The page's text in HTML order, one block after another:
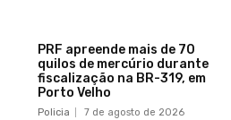
PRF apreende mais de 70
quilos de mercúrio durante
fiscalização na BR-319, em
Porto Velho
Policia 7 de agosto de 2026